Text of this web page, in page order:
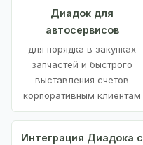
Диадок для
автосервисов
для порядка в закупках
запчастей и быстрого
выставления счетов
корпоративным клиентам
Интеграция Диадока с